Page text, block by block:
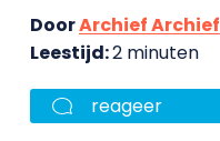
DoorArchief Archief
Leestijd:2 minuten
reageer